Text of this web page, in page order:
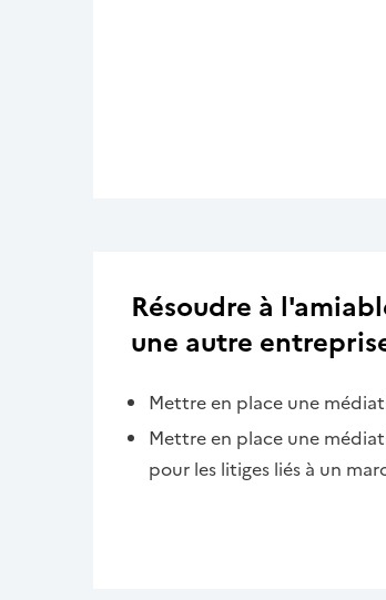
Résoudre à
une autre
Mettre en place une
Mettre en place une
pour les litiges liés à un